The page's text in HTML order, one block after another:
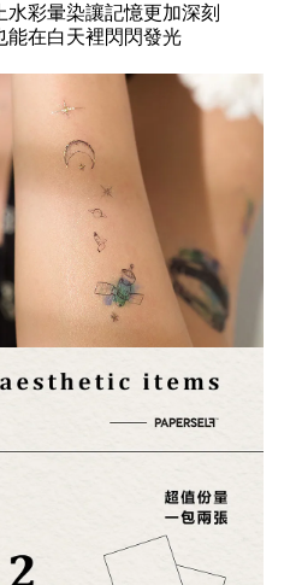
彩暈染讓記憶更加深刻
能在白天裡閃閃發光